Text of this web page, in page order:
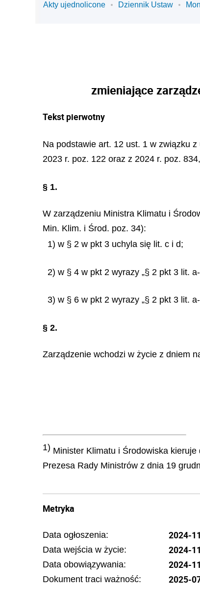
Akty ujednolicone Dziennik Ustaw
zmieniające
Tekst pierwotny
Na podstawie art. 12 ust. 1 w związku
2023 r. poz. 122 oraz z 2024 r. poz.
§ 1.
W zarządzeniu Ministra Klimatu i
Min. Klim. i Środ. poz. 34):
1) w § 2 w pkt 3 uchyla się lit. c i d;
2) w § 4 w pkt 2 wyrazy „§ 2 pkt 3 lit.
3) w § 6 w pkt 2 wyrazy „§ 2 pkt 3 lit.
§ 2.
Zarządzenie wchodzi w życie z dniem
1) Minister Klimatu i Środowiska
Prezesa Rady Ministrów z dnia 19
Metryka
Data ogłoszenia: 2024-
Data wejścia w życie: 2024-
Data obowiązywania: 2024-
Dokument traci ważność: 2025-